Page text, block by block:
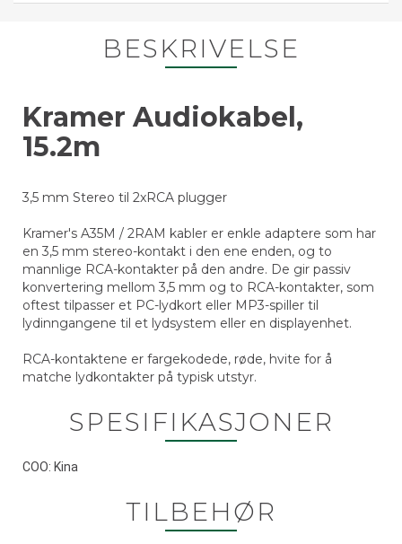
BESKRIVELSE
Kramer Audiokabel,
15.2m
3,5 mm Stereo til 2xRCA plugger
Kramer's A35M / 2RAM kabler er enkle adaptere som har
en 3,5 mm stereo-kontakt i den ene enden, og to
mannlige RCA-kontakter på den andre. De gir passiv
konvertering mellom 3,5 mm og to RCA-kontakter, som
oftest tilpasser et PC-lydkort eller MP3-spiller til
lydinngangene til et lydsystem eller en displayenhet.
RCA-kontaktene er fargekodede, røde, hvite for å
matche lydkontakter på typisk utstyr.
SPESIFIKASJONER
COO: Kina
TILBEHØR